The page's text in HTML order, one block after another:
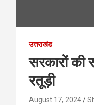
उत्तराखंड
सरकारों की
रतूड़ी
August 17, 2024